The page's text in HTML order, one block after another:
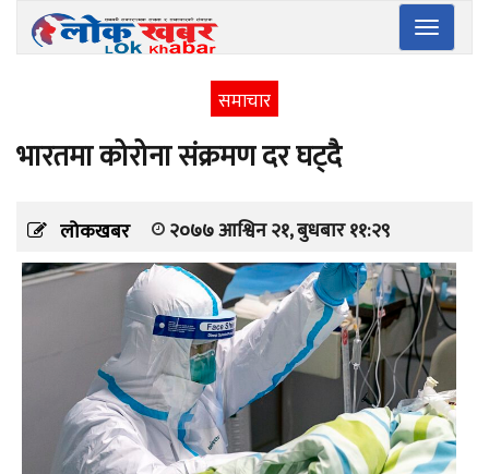
Toggle
समाचार
भारतमा कोरोना संक्रमण दर घट्दै
लोकखबर २०७७ आश्विन २१, बुधबार ११:२९